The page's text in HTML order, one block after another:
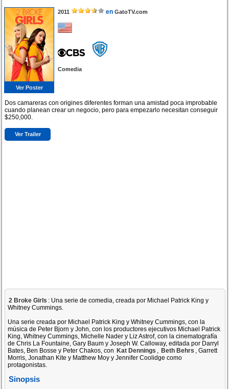
Ver Poster
2011 en GatoTV.com
Comedia
Dos camareras con origines diferentes forman una amistad poca improbable
cuando planean crear un negocio, pero para empezarlo necesitan conseguir
$250,000.
Ver Trailer
2 Broke Girls : Una serie de comedia, creada por Michael Patrick King y
Whitney Cummings.
Una serie creada por Michael Patrick King y Whitney Cummings, con la
música de Peter Bjorn y John, con los productores ejecutivos Michael Patrick
King, Whitney Cummings, Michelle Nader y Liz Astrof, con la cinematografía
de Chris La Fountaine, Gary Baum y Joseph W. Calloway, editada por Darryl
Bates, Ben Bosse y Peter Chakos, con Kat Dennings , Beth Behrs , Garrett
Morris, Jonathan Kite y Matthew Moy y Jennifer Coolidge como
protagonistas.
Sinopsis